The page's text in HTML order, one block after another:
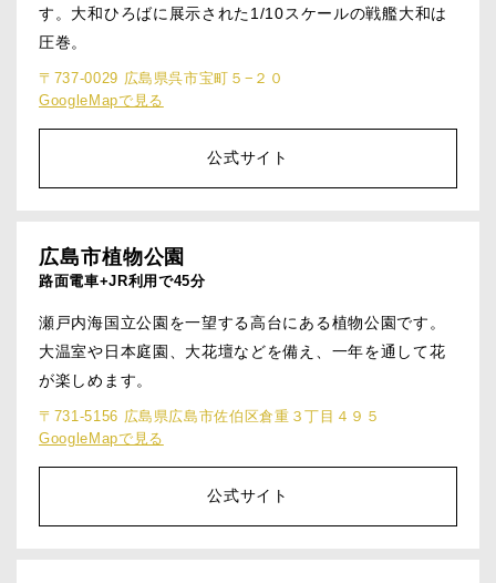
す。大和ひろばに展示された1/10スケールの戦艦大和は
圧巻。
〒737-0029 広島県呉市宝町５−２０
GoogleMapで見る
公式サイト
広島市植物公園
路面電車+JR利用で45分
瀬戸内海国立公園を一望する高台にある植物公園です。
大温室や日本庭園、大花壇などを備え、一年を通して花
が楽しめます。
〒731-5156 広島県広島市佐伯区倉重３丁目４９５
GoogleMapで見る
公式サイト